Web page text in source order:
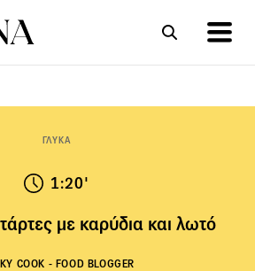
ΓΛΥΚΑ
1:20'
με καρύδια και λωτό
COOK - FOOD BLOGGER